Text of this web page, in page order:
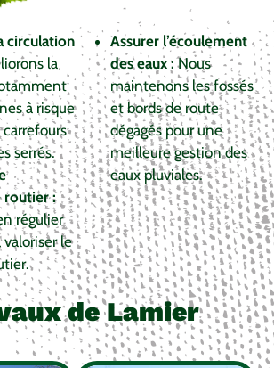
circulation
la
à risque
serrés.
routier :
régulier
le
Assurer l’écoulement
des eaux :Nous
maintenons les fossés
et bords de route
dégagés pour une
meilleure gestion des
eaux pluviales.
de Lamier